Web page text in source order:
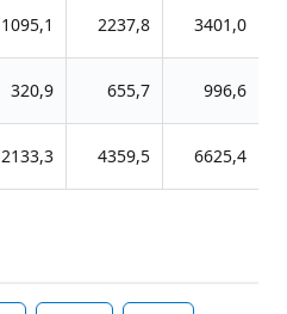
1095,1 2237,8 3401,0
320,9 655,7 996,6
2133,3 4359,5 6625,4